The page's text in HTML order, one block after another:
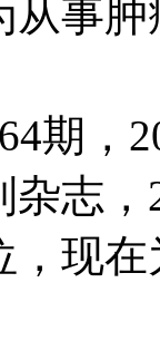
从事
期，
志
现